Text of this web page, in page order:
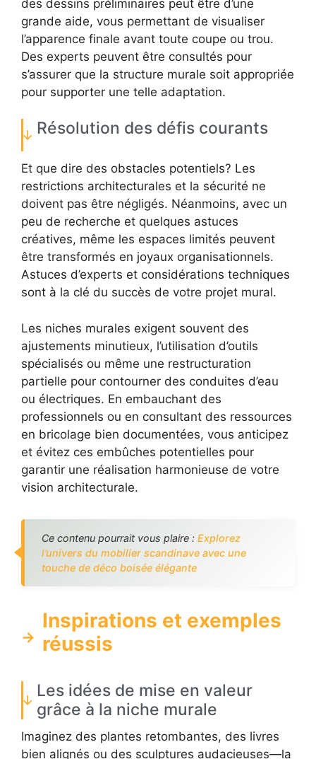
des dessins préliminaires peut être d’une
grande aide, vous permettant de visualiser
l’apparence finale avant toute coupe ou trou.
Des experts peuvent être consultés pour
s’assurer que la structure murale soit appropriée
pour supporter une telle adaptation.
Résolution des défis courants
Et que dire des obstacles potentiels? Les
restrictions architecturales et la sécurité ne
doivent pas être négligés. Néanmoins, avec un
peu de recherche et quelques astuces
créatives, même les espaces limités peuvent
être transformés en joyaux organisationnels.
Astuces d’experts et considérations techniques
sont à la clé du succès de votre projet mural.
Les niches murales exigent souvent des
ajustements minutieux, l’utilisation d’outils
spécialisés ou même une restructuration
partielle pour contourner des conduites d’eau
ou électriques. En embauchant des
professionnels ou en consultant des ressources
en bricolage bien documentées, vous anticipez
et évitez ces embûches potentielles pour
garantir une réalisation harmonieuse de votre
vision architecturale.
Ce contenu pourrait vous plaire : Explorez
l’univers du mobilier scandinave avec une
touche de déco boisée élégante
Inspirations et exemples
réussis
Les idées de mise en valeur
grâce à la niche murale
Imaginez des plantes retombantes, des livres
bien alignés ou des sculptures audacieuses—la